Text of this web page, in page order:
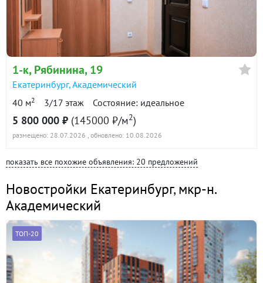
1-к, Рябинина, 19
Екатеринбург,Академический
40 м2 3/17 этаж Состояние: идеальное
5 800 000 ₽ (145000 ₽/м2)
размещено: 28.07.2026 , обновлено: 10.08.2026
показать все похожие объявления: 20 предложений
Новостройки Екатеринбург,мкр-н.
Академический
ТОП-20